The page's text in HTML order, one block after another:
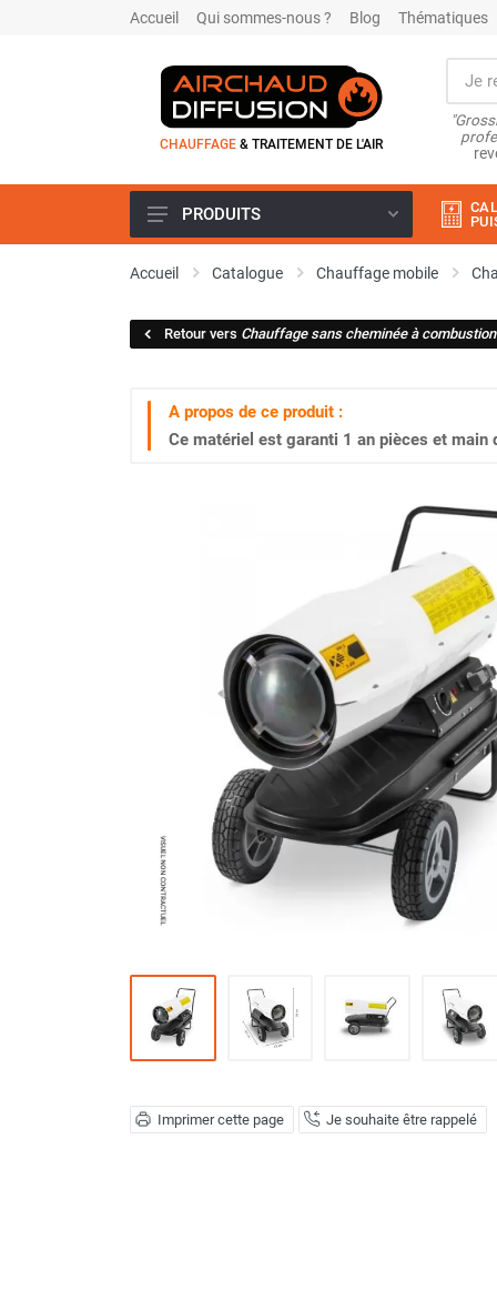
Accueil Qui sommes-nous ? Blog Thématiques
CHAUFFAGE & TRAITEMENT DE L'AIR
Climatiseur
Climatiseur mobile résidentiel et
Rafraîchisseur d'air
Rafraichisseur d'air mobile
Ventilateur fixe
Ventilateur industriel
Ventilateur de chantier
Ventilateur centrifuge
Ventilateur de sol
Ventilateur sur pied
Ventilateur de bureau
Ventilateur de table
Extracteur d'air mural
Extracteur d'air mural hélicoïde
Extracteur d'air mural centrifuge
Extracteur d'air mural résidentiel
Déstratificateur ventilateur de
plafond
Déstratificateur industriel à pales
Déstratificateur de plafond design
Déstratificateur Airius
PRODUITS
Accueil Catalogue Chauffage mobile
Retour vers Chauffage sans cheminée à
A propos de ce produit :
Ce matériel est garanti 1 an pièces et main
Imprimer cette page Je souhaite être rappelé